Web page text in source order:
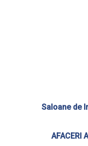
Saloane de
AFACERI